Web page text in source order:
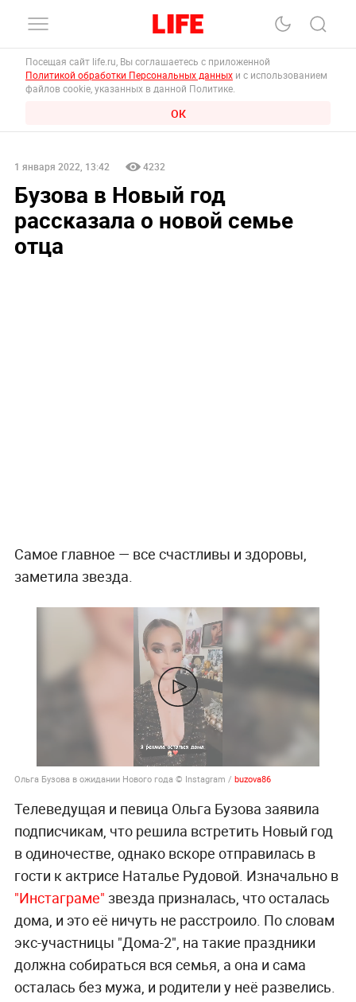
Посещая сайт life.ru, Вы соглашаетесь с приложенной
Политикой обработки Персональных данных и с использованием
файлов cookie, указанных в данной Политике.
ОК
1 января 2022, 13:42 4232
Бузова в Новый год
рассказала о новой семье
отца
Самое главное — все счастливы и здоровы,
заметила звезда.
Ольга Бузова в ожидании Нового года © Instagram / buzova86
Телеведущая и певица Ольга Бузова заявила
подписчикам, что решила встретить Новый год
в одиночестве, однако вскоре отправилась в
гости к актрисе Наталье Рудовой. Изначально в
"Инстаграме" звезда призналась, что осталась
дома, и это её ничуть не расстроило. По словам
экс-участницы "Дома-2", на такие праздники
должна собираться вся семья, а она и сама
осталась без мужа, и родители у неё развелись.